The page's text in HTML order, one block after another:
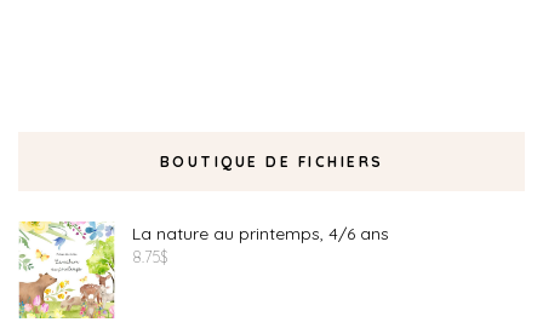
BOUTIQUE DE FICHIERS
La nature au printemps, 4/6 ans
8.75$